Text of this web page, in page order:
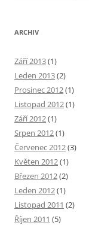
ARCHIV
Září 2013(1)
Leden 2013(2)
Prosinec 2012(1)
Listopad 2012(1)
Září 2012(1)
Srpen 2012(1)
Červenec 2012(3)
Květen 2012(1)
Březen 2012(2)
Leden 2012(1)
Listopad 2011 (2)
Říjen 2011 (5)